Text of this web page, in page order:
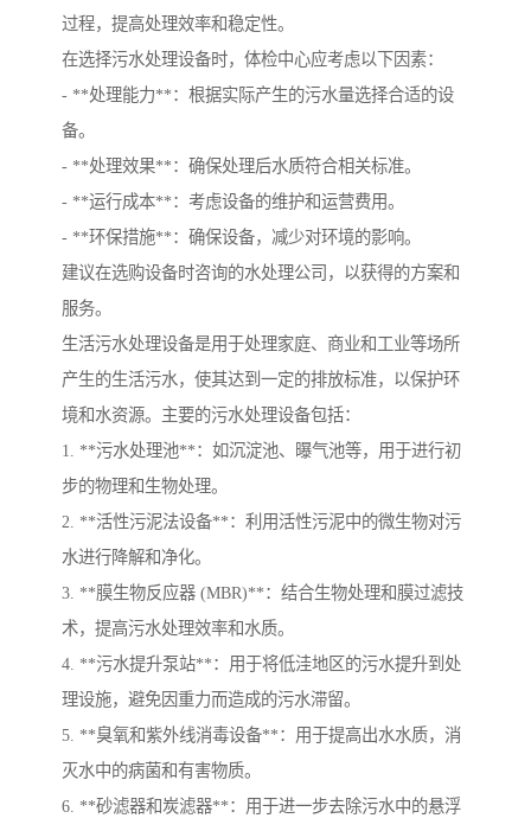
过程，提高处理效率和稳定性。
在选择污水处理设备时，体检中心应考虑以下因素：
- **处理能力**：根据实际产生的污水量选择合适的设
备。
- **处理效果**：确保处理后水质符合相关标准。
- **运行成本**：考虑设备的维护和运营费用。
- **环保措施**：确保设备，减少对环境的影响。
建议在选购设备时咨询的水处理公司，以获得的方案和
服务。
生活污水处理设备是用于处理家庭、商业和工业等场所
产生的生活污水，使其达到一定的排放标准，以保护环
境和水资源。主要的污水处理设备包括：
1. **污水处理池**：如沉淀池、曝气池等，用于进行初
步的物理和生物处理。
2. **活性污泥法设备**：利用活性污泥中的微生物对污
水进行降解和净化。
3. **膜生物反应器 (MBR)**：结合生物处理和膜过滤技
术，提高污水处理效率和水质。
4. **污水提升泵站**：用于将低洼地区的污水提升到处
理设施，避免因重力而造成的污水滞留。
5. **臭氧和紫外线消毒设备**：用于提高出水水质，消
灭水中的病菌和有害物质。
6. **砂滤器和炭滤器**：用于进一步去除污水中的悬浮